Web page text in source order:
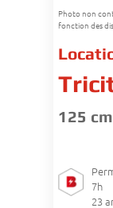
Photo non
fonction des
125
7h
23